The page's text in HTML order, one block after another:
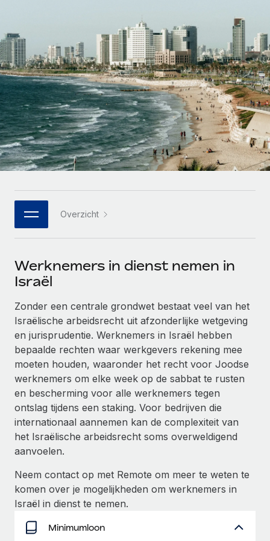
Ingewikkelde HR-taken eenvoudig uitbesteden
INFRASTRUCTUUR
Remote Embedded
HR naadloos in workflows integreren
Platform
Ingebouwde essentiële HR-functies voor je team
Integraties
DIENSTEN
Krijg hulp van global HR- en juridische experts
Achtergrondonderzoek
Vereenvoudig het screeningsproces van
kandidaten
Compliance Watchtower
Blijf compliance-risico's voor
Apparaatbeheer
Lever en track wereldwijd IT-middelen
Entiteiten oprichten
Stel snel compliant entiteiten op
Mobiliteit en overplaatsing
Plaats werknemers moeiteloos over
Start-ups
Flexibele global HR en payroll solutions voor groeiende
bedrijven
Mid-market
Teams uitbreiden met HR solutions op maat
Enterprise
Global HR voor grote bedrijven
WERK MET ONS SAMEN
Strategische technologiepartners
Een partner worden
Ontdek hoe je met ons kunt samenwerken
Integraties en advies over AI-automatiseringen
CASESTUDY'S
Hoe AI-pionier Weaviate zijn team met 120%
liet groeien met Remote
Weaviate in één oogopslag Weaviate bouwt open source,
AI-first infrastructuur. De missie van het...
Meer informatie
Reverse Tech's strategische samenwerking
met Remote voor contractor management en
Reverse Tech in een oogopslag Reverse Tech, een start-
Ontdek valuta-opties en betaalsnelheden voor
internationale zzp'ers
LEREN MET REMOTE
Onderzoek en gidsen
Casestudy's
HR-woordenlijst
Checklists en templates
Webinars
Newsroom
Inzichtencentrum
Support
Alle bronnen bekijken
BLOG
Global Payroll
EOR en PEO
Contractor Management
Belastingen
Naar de blog
Français
Deutsch
Español
Italiano
Português (Portugal)
日本語
한국어
Inloggen
Overzicht
Werknemers in dienst nemen in
Israël
Zonder een centrale grondwet bestaat veel van het
Israëlische arbeidsrecht uit afzonderlijke wetgeving
en jurisprudentie. Werknemers in Israël hebben
bepaalde rechten waar werkgevers rekening mee
moeten houden, waaronder het recht voor Joodse
werknemers om elke week op de sabbat te rusten
en bescherming voor alle werknemers tegen
ontslag tijdens een staking. Voor bedrijven die
internationaal aannemen kan de complexiteit van
het Israëlische arbeidsrecht soms overweldigend
aanvoelen.
Neem contact op met Remote om meer te weten te
komen over je mogelijkheden om werknemers in
Israël in dienst te nemen.
Minimumloon